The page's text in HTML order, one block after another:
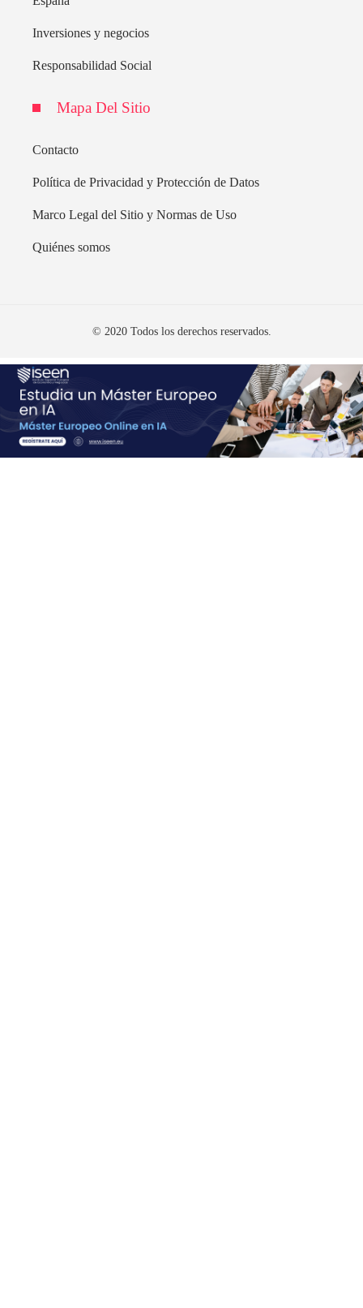
Inversiones y negocios
Responsabilidad Social
Mapa Del Sitio
Contacto
Política de Privacidad y Protección de Datos
Marco Legal del Sitio y Normas de Uso
Quiénes somos
© 2020 Todos los derechos reservados.